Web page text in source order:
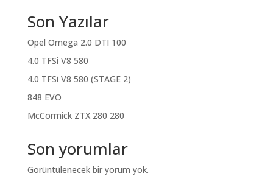
Son Yazılar
Opel Omega 2.0 DTI 100
4.0 TFSi V8 580
4.0 TFSi V8 580 (STAGE 2)
848 EVO
McCormick ZTX 280 280
Son yorumlar
Görüntülenecek bir yorum yok.